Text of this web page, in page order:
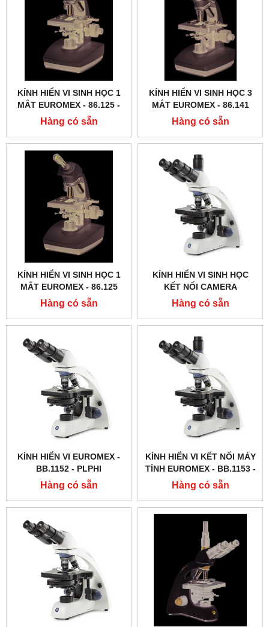
KÍNH HIỂN VI SINH HỌC 1
MẮT EUROMEX - 86.125 ‑
LED
Hàng có sẵn
KÍNH HIỂN VI SINH HỌC 3
MẮT EUROMEX - 86.141
Hàng có sẵn
KÍNH HIỂN VI SINH HỌC 1
MẮT EUROMEX - 86.125
Hàng có sẵn
KÍNH HIỂN VI SINH HỌC
KẾT NỐI CAMERA
EUROMEX - BB.1153 ‑
PLPHI
Hàng có sẵn
KÍNH HIỂN VI EUROMEX -
BB.1152 ‑ PLPHI
Hàng có sẵn
KÍNH HIỂN VI KẾT NỐI MÁY
TÍNH EUROMEX - BB.1153 ‑
PLPH
Hàng có sẵn